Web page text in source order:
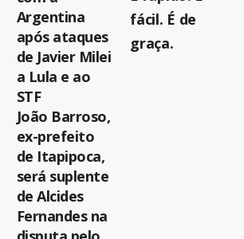
Argentina
após ataques
de Javier Milei
a Lula e ao
STF
João Barroso,
ex-prefeito
de Itapipoca,
será suplente
de Alcides
Fernandes na
fácil. É de
graça.